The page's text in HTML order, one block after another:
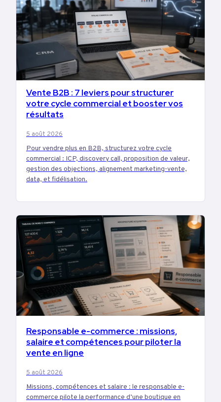
BUSINESS
Vente B2B : 7 leviers pour structurer
votre cycle commercial et booster vos
résultats
5 août 2026
Pour vendre plus en B2B, structurez votre cycle
commercial : ICP, discovery call, proposition de valeur,
gestion des objections, alignement marketing-vente,
data, et fidélisation.
EMPLOI
Responsable e-commerce : missions,
salaire et compétences pour piloter la
vente en ligne
5 août 2026
Missions, compétences et salaire : le responsable e-
commerce pilote la performance d’une boutique en